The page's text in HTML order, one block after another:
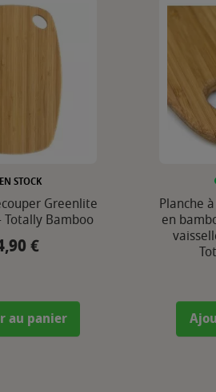
EN STOCK
Greenlite
Totally Bamboo
€
au panier
Planche
en